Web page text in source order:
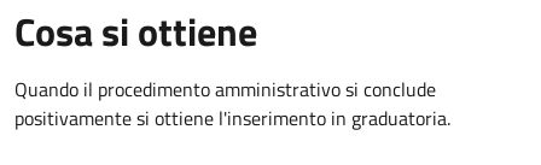
Cosa si ottiene
Quando il procedimento amministrativo si conclude
positivamente si ottiene l'inserimento in graduatoria.